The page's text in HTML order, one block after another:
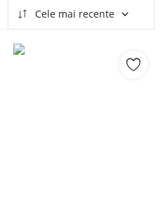
Cele mai recente